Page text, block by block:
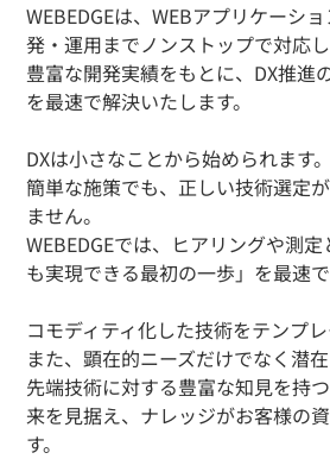
WEBEDGEは、WEBアプリケーシ
発・運用までノンストップで対応
豊富な開発実績をもとに、DX推進
を最速で解決いたします。
DXは小さなことから始められます
簡単な施策でも、正しい技術選定
ません。
WEBEDGEでは、ヒアリングや測
も実現できる最初の一歩」を最速
コモディティ化した技術をテンプ
また、顕在的ニーズだけでなく潜
先端技術に対する豊富な知見を持
来を見据え、ナレッジがお客様の
す。